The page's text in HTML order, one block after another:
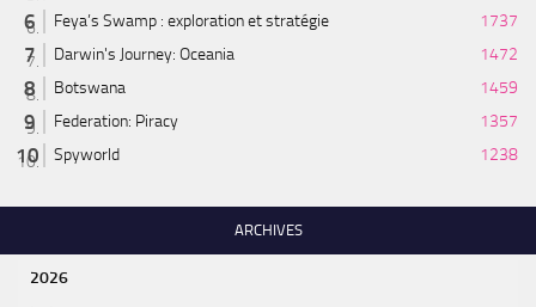
Feya’s Swamp : exploration et stratégie
1737
Darwin's Journey: Oceania
1472
Botswana
1459
Federation: Piracy
1357
Spyworld
1238
ARCHIVES
2026